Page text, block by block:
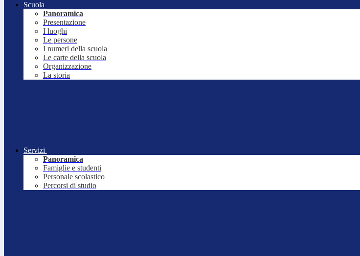
Scuola
Panoramica
Presentazione
I luoghi
Le persone
I numeri della scuola
Le carte della scuola
Organizzazione
La storia
Servizi
Panoramica
Famiglie e studenti
Personale scolastico
Percorsi di studio